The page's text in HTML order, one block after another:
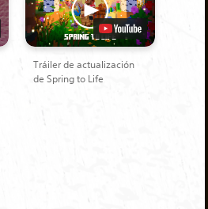
Tráiler de actualización
de Spring to Life